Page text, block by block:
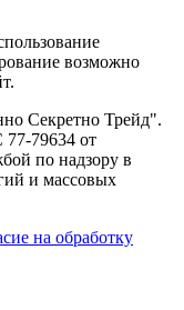
возможно
Секретно Трейд".
79634 от
по надзору в
и массовых
на обработку